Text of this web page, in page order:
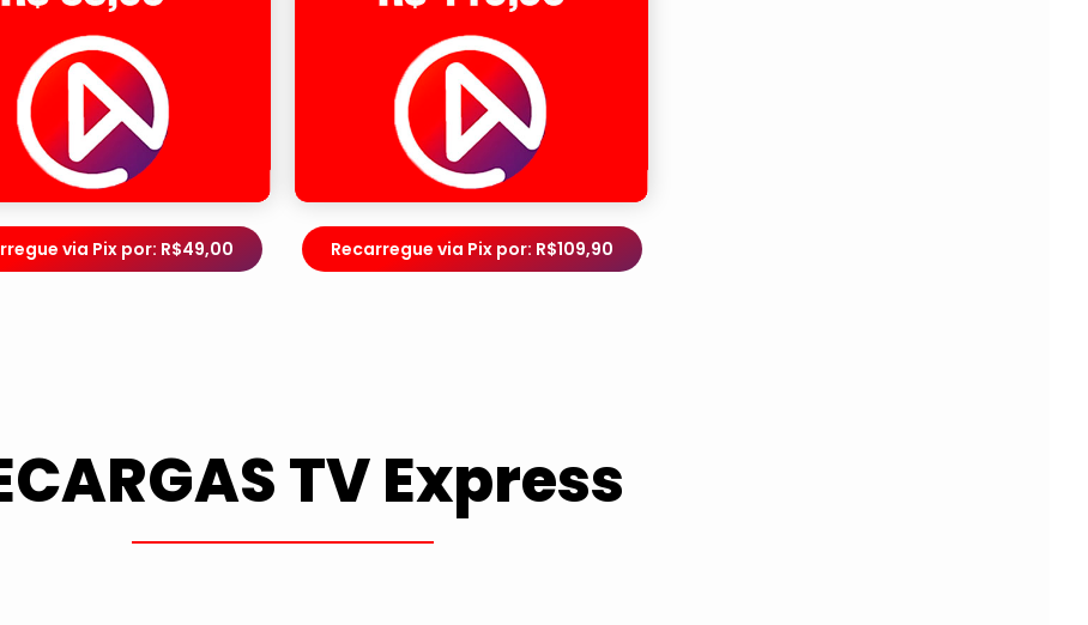
via Pix por: R$49,00 Recarregue via Pix por: R$109,90
TV Express